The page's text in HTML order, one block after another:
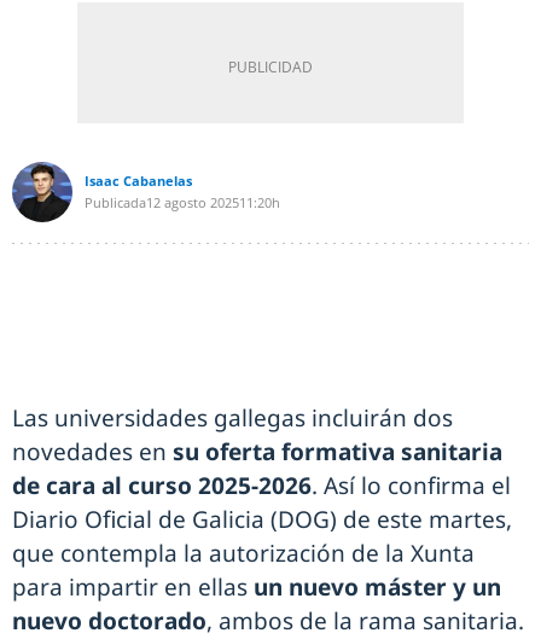
Isaac Cabanelas
Publicada12 agosto 202511:20h
Las universidades gallegas incluirán dos
novedades en su oferta formativa sanitaria
de cara al curso 2025-2026. Así lo confirma el
Diario Oficial de Galicia (DOG) de este martes,
que contempla la autorización de la Xunta
para impartir en ellas un nuevo máster y un
nuevo doctorado, ambos de la rama sanitaria.